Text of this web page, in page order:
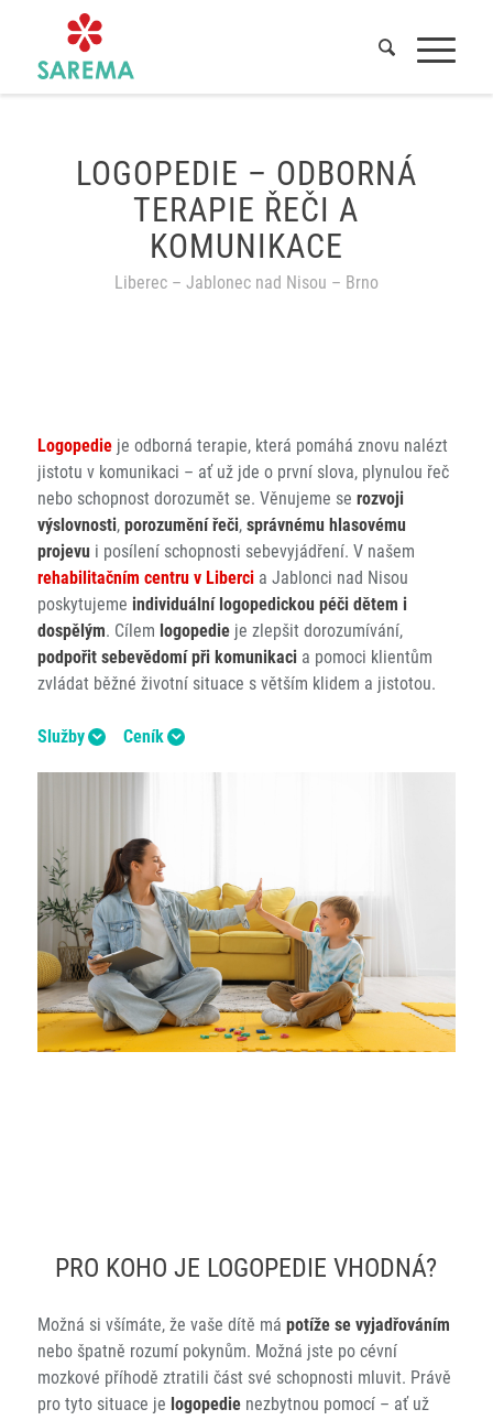
/ Služby
LOGOPEDIE – ODBORNÁ
TERAPIE ŘEČI A
KOMUNIKACE
Liberec – Jablonec nad Nisou – Brno
Logopedieje odborná terapie, která pomáhá znovu nalézt
jistotu v komunikaci – ať už jde o první slova, plynulou řeč
nebo schopnost dorozumět se. Věnujeme se rozvoji
výslovnosti, porozumění řeči, správnému hlasovému
projevu i posílení schopnosti sebevyjádření. V našem
rehabilitačním centru v Libercia Jablonci nad Nisou
poskytujeme individuální logopedickou péči dětem i
dospělým. Cílem logopedieje zlepšit dorozumívání,
podpořit sebevědomí při komunikacia pomoci klientům
zvládat běžné životní situace s větším klidem a jistotou.
Služby Ceník
PRO KOHO JE LOGOPEDIE VHODNÁ?
Možná si všímáte, že vaše dítě má potíže se vyjadřováním
nebo špatně rozumí pokynům. Možná jste po cévní
mozkové příhodě ztratili část své schopnosti mluvit. Právě
pro tyto situace je logopedie nezbytnou pomocí – ať už